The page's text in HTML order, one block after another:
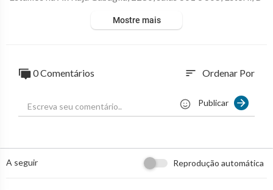
Telefone: (31) 3392-7484
📸 Instagram: @wsntvdocarro
📘Facebook: webseminovos
🎵TikTok: wsntvdocarro
📈 Sobre o Carvídeo
O carvideo.com.br é uma plataforma exclusiva de vídeos de ofe
Mostre mais
0 Comentários sort Ordenar Por
Publicar
A seguir Reprodução automática